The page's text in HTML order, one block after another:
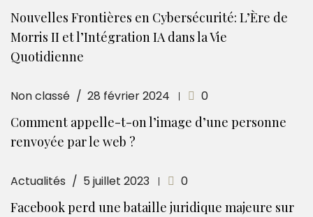
Nouvelles Frontières en Cybersécurité: L’Ère de
Morris II et l’Intégration IA dans la Vie
Quotidienne
Non classé 28 février 2024 0
Comment appelle-t-on l’image d’une personne
renvoyée par le web ?
Actualités 5 juillet 2023 0
Facebook perd une bataille juridique majeure sur